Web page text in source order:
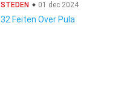
STEDEN 01 dec 2024
32 Feiten Over Pula